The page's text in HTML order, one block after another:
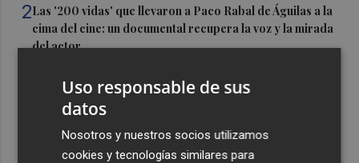
2Las '200 vidas' que llevaron a Paco Rabal de Águilas a la
cima del cine: un documental recupera la voz y la mirada
del actor
la Eredivisie
en las fiestas para la Ufece y conciertos en valenciano
Uso responsable de sus
datos
Nosotros y nuestros socios utilizamos
cookies y tecnologías similares para